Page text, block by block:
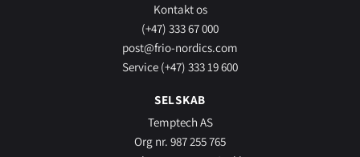
Kontakt os
(+47) 333 67 000
post@frio-nordics.com
Service (+47) 333 19 600
SELSKAB
Temptech AS
Org nr. 987 255 765